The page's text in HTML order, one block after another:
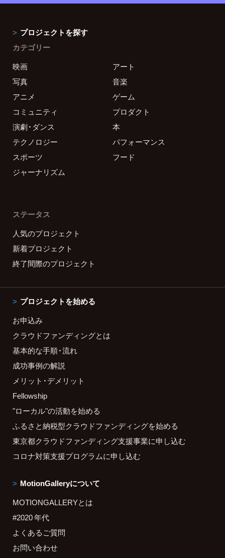
プロジェクトを探す
カテゴリー
映画
アート
写真
音楽
アニメ
ゲーム
コミュニティ
プロダクト
演劇・ダンス
本
テクノロジー
パフォーマンス
スポーツ
フード
ジャーナリズム
ステータス
人気のプロジェクト
新着プロジェクト
終了間際のプロジェクト
プロジェクトを始める
お申込み
クラウドファンディングとは
基本的な手順・流れ
成功事例の解説
メリット・デメリット
Fellowship
"ローカル"の活動を始める
ふるさと納税型クラウドファンディングを始める
東京都クラウドファンディング支援事業に申し込む
コロナ対策支援プログラムに申し込む
MotionGalleryについて
MOTIONGALLERYとは
#2020 年代
よくあるご質問
お問い合わせ